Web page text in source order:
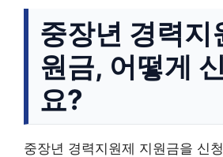
중장년 경력지
원금, 어떻게
요?
중장년 경력지원제 지원금을 신